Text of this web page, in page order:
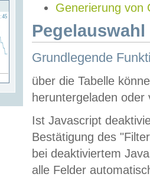
Generierung von
Grundlegende
über die Tabelle
heruntergeladen oder
Ist Javascript
Bestätigung des
bei deaktiviertem
alle Felder